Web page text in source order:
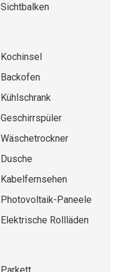
Sichtbalken
Kochinsel
Backofen
Kühlschrank
Geschirrspüler
Wäschetrockner
Dusche
Kabelfernsehen
Photovoltaik-Paneele
Elektrische Rollläden